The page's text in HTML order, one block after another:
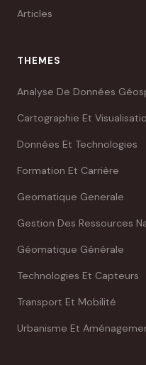
Articles
THEMES
Analyse De Données
Cartographie Et
Données Et Technologies
Formation Et Carrière
Geomatique Generale
Gestion Des Ressources
Géomatique Générale
Technologies Et Capteurs
Transport Et Mobilité
Urbanisme Et